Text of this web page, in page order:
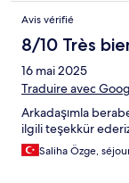
Avis vérifié
8/10 Très
16 mai 2025
Traduire avec
Arkadaşımla
ilgili teşekkür
Saliha Özge,